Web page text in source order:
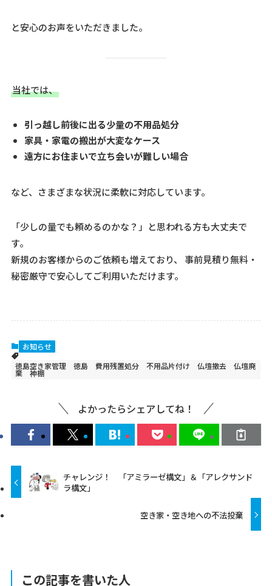
と安心のお声をいただきました。
当社では、
引っ越し前後に出る少量の不用品処分
家具・家電の搬出が大変なケース
遠方にお住まいで立ち会いが難しい場合
など、さまざまな状況に柔軟に対応しています。
「少しの量でも頼めるのかな？」と思われる方も大丈夫で
す。
新規のお客様からのご依頼も増えており、 事前見積り無料・
秘密厳守で安心してご利用いただけます。
お知らせ
徳島空き家管理 徳島 費用残置処分 不用品片付け 仏壇撤去 仏壇廃
棄 神棚
よかったらシェアしてね！
チャレンジ！ 「アミラーゼ構文」＆「アレクサンド
ラ構文」
空き家・空き地への不法投棄
この記事を書いた人